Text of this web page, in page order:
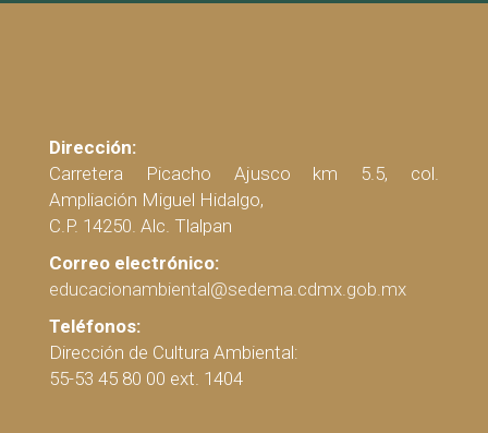
Dirección:
Carretera Picacho Ajusco km 5.5, col.
Ampliación Miguel Hidalgo,
C.P. 14250. Alc. Tlalpan
Correo electrónico:
educacionambiental@sedema.cdmx.gob.mx
Teléfonos:
Dirección de Cultura Ambiental:
55-53 45 80 00 ext. 1404